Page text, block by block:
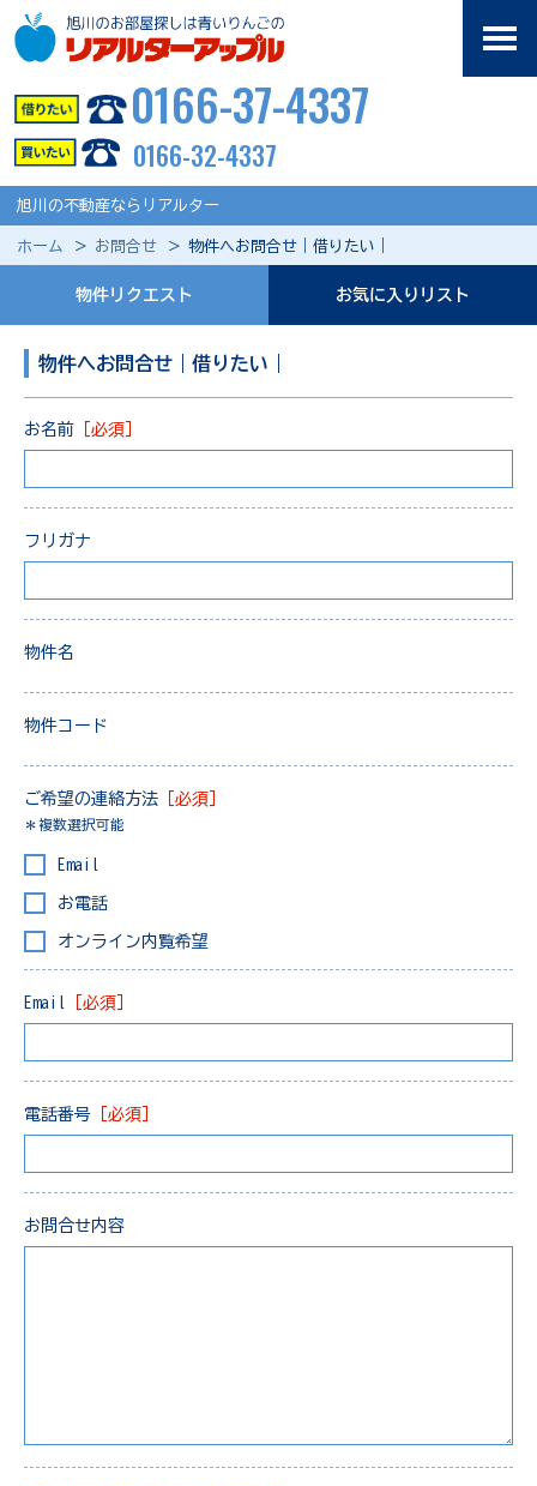
0166-37-4337
0166-32-4337
旭川の不動産ならリアルター
ホーム お問合せ 物件へお問合せ｜借りたい｜
物件リクエスト お気に入りリスト
物件へお問合せ｜借りたい｜
お名前 ［必須］
フリガナ
物件名
物件コード
ご希望の連絡方法 ［必須］
＊複数選択可能
Email
お電話
オンライン内覧希望
Email ［必須］
電話番号 ［必須］
お問合せ内容